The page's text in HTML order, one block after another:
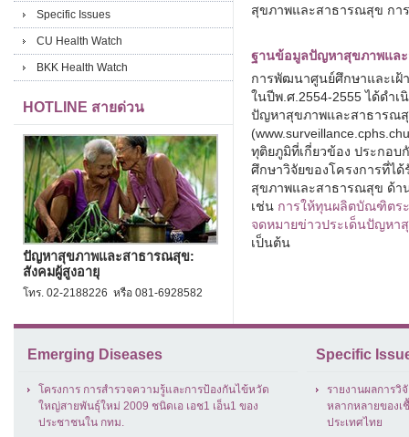
Specific Issues
CU Health Watch
BKK Health Watch
HOTLINE สายด่วน
ปัญหาสุขภาพและสาธารณสุข:
สังคมผู้สูงอายุ
โทร. 02-2188226 หรือ 081-6928582
สุขภาพและสาธารณสุข กา
ฐานข้อมูลปัญหาสุขภาพแล
การพัฒนาศูนย์ศึกษาและเ
ในปีพ.ศ.2554-2555 ได้ดำเ
ปัญหาสุขภาพและสาธารณ
ทุติยภูมิที่เกี่ยวข้อง ประกอบ
ศึกษาวิจัยของโครงการที่ไ
สุขภาพและสาธารณสุข ด้า
เช่น การให้ทุนผลิตบัณฑิตร
จดหมายข่าวประเด็นปัญห
เป็นต้น
Emerging Diseases
โครงการ การสำรวจความรู้และการป้องกันไข้หวัด
ใหญ่สายพันธุ์ใหม่ 2009 ชนิดเอ เอช1 เอ็น1 ของ
ประชาชนใน กทม.
Specific
รายงานผลการวิ
หลากหลายของเ
ประเทศไทย